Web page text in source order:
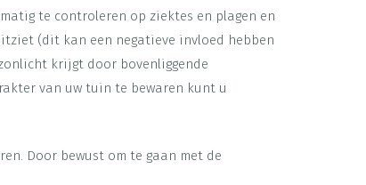
te controleren op ziektes en plagen en
(dit kan een negatieve invloed hebben
krijgt door bovenliggende
van uw tuin te bewaren kunt u
Door bewust om te gaan met de